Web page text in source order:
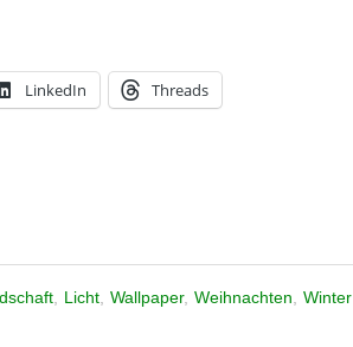
LinkedIn Threads
Licht Wallpaper, Weihnachten Winter